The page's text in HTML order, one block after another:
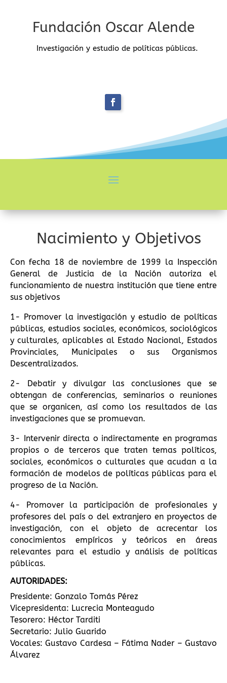
Fundación Oscar Alende
Investigación y estudio de políticas públicas.
Nacimiento y Objetivos
Con fecha 18 de noviembre de 1999 la Inspección
General de Justicia de la Nación autoriza el
funcionamiento de nuestra institución que tiene entre
sus objetivos
1- Promover la investigación y estudio de políticas
públicas, estudios sociales, económicos, sociológicos
y culturales, aplicables al Estado Nacional, Estados
Provinciales, Municipales o sus Organismos
Descentralizados.
2- Debatir y divulgar las conclusiones que se
obtengan de conferencias, seminarios o reuniones
que se organicen, así como los resultados de las
investigaciones que se promuevan.
3- Intervenir directa o indirectamente en programas
propios o de terceros que traten temas políticos,
sociales, económicos o culturales que acudan a la
formación de modelos de políticas públicas para el
progreso de la Nación.
4- Promover la participación de profesionales y
profesores del país o del extranjero en proyectos de
investigación, con el objeto de acrecentar los
conocimientos empíricos y teóricos en áreas
relevantes para el estudio y análisis de políticas
públicas.
AUTORIDADES:
Presidente: Gonzalo Tomás Pérez
Vicepresidenta: Lucrecia Monteagudo
Tesorero: Héctor Tarditi
Secretario: Julio Guarido
Vocales: Gustavo Cardesa – Fátima Nader – Gustavo
Álvarez